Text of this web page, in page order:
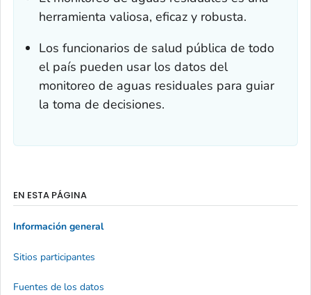
herramienta valiosa, eficaz y robusta.
Los funcionarios de salud pública de todo
el país pueden usar los datos del
monitoreo de aguas residuales para guiar
la toma de decisiones.
EN ESTA PÁGINA
Información general
Sitios participantes
Fuentes de los datos